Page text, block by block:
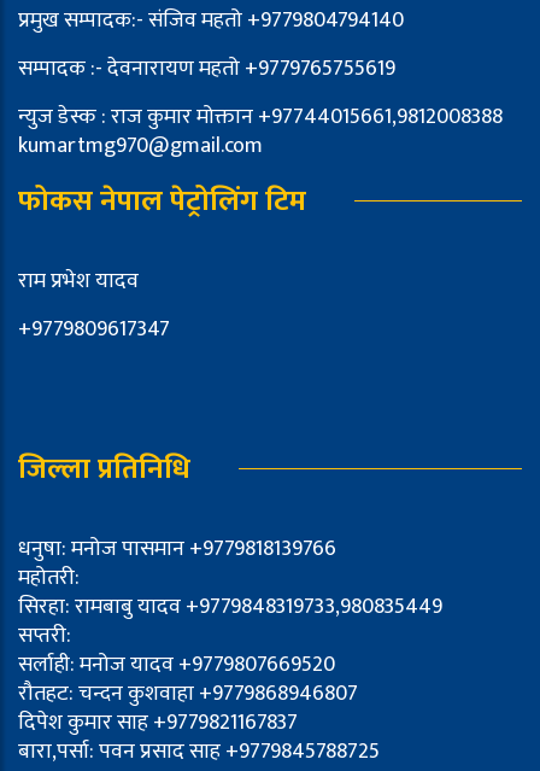
प्रमुख सम्पादक:- संजिव महतो +9779804794140
सम्पादक :- देवनारायण महतो +9779765755619
न्युज डेस्क : राज कुमार मोक्तान +97744015661,9812008388
kumartmg970@gmail.com
फोकस नेपाल पेट्रोलिंग टिम
राम प्रभेश यादव
+9779809617347
जिल्ला प्रतिनिधि
धनुषा: मनोज पासमान +9779818139766
महोतरी:
सिरहा: रामबाबु यादव +9779848319733,980835449
सप्तरी:
सर्लाही: मनोज यादव +9779807669520
रौतहट: चन्दन कुशवाहा +9779868946807
दिपेश कुमार साह +9779821167837
बारा,पर्सा: पवन प्रसाद साह +9779845788725